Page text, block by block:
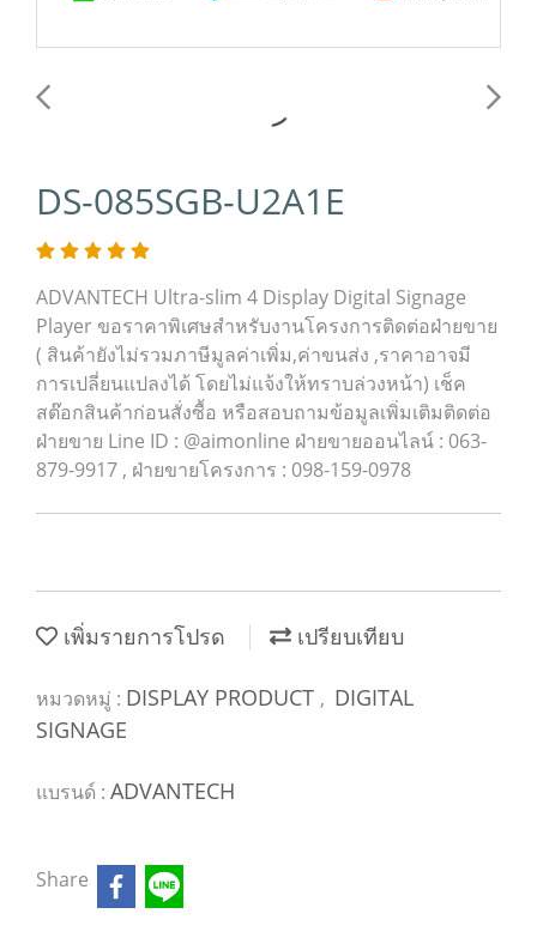
DS-085SGB-U2A1E
ADVANTECH Ultra-slim 4 Display Digital Signage
Player ขอราคาพิเศษสำหรับงานโครงการติดต่อฝ่ายขาย
( สินค้ายังไม่รวมภาษีมูลค่าเพิ่ม,ค่าขนส่ง ,ราคาอาจมี
การเปลี่ยนแปลงได้ โดยไม่แจ้งให้ทราบล่วงหน้า) เช็ค
สต๊อกสินค้าก่อนสั่งซื้อ หรือสอบถามข้อมูลเพิ่มเติมติดต่อ
ฝ่ายขาย Line ID : @aimonline ฝ่ายขายออนไลน์ : 063-
879-9917 , ฝ่ายขายโครงการ : 098-159-0978
เพิ่มรายการโปรด เปรียบเทียบ
หมวดหมู่ : DISPLAY PRODUCT , DIGITAL
SIGNAGE
แบรนด์ : ADVANTECH
Share